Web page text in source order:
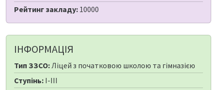
Рейтинг закладу: 10000
ІНФОРМАЦІЯ
Тип ЗЗСО:Ліцей з початковою школою та гімназією
Ступінь: I-III